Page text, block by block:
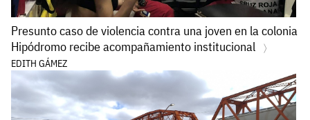
Presunto caso de violencia contra una joven en la colonia
Hipódromo recibe acompañamiento institucional
EDITH GÁMEZ